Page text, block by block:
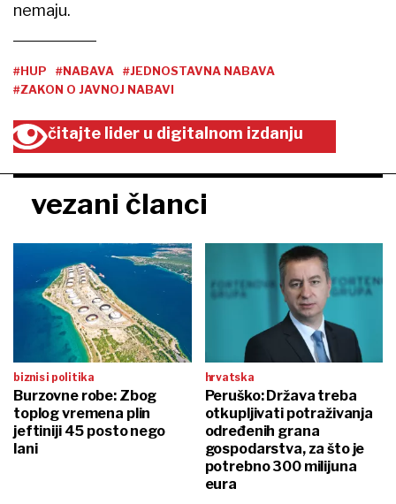
nemaju.
#HUP #NABAVA
#JEDNOSTAVNA NABAVA
#ZAKON O JAVNOJ NABAVI
čitajte lider u digitalnom izdanju
vezani članci
biznis i politika
Burzovne robe: Zbog
toplog vremena plin
jeftiniji 45 posto nego
lani
hrvatska
Peruško: Država treba
otkupljivati potraživanja
određenih grana
gospodarstva, za što je
potrebno 300 milijuna
eura